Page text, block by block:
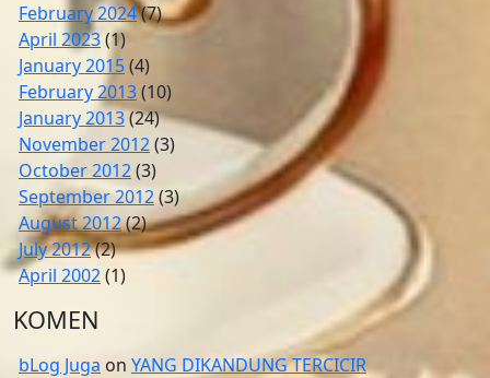
February 2024(7)
April 2023(1)
January 2015(4)
February 2013(10)
January 2013(24)
November 2012(3)
October 2012(3)
September 2012(3)
August 2012(2)
July 2012(2)
April 2002(1)
KOMEN
bLog Juga on YANG DIKANDUNG TERCICIR